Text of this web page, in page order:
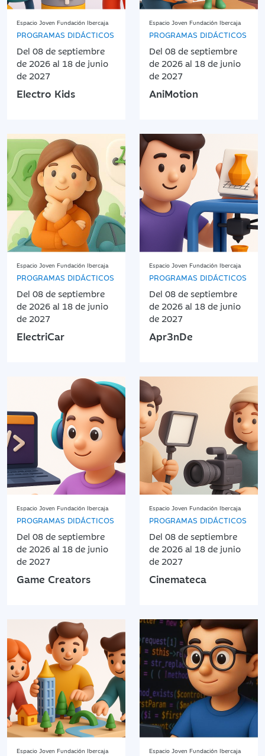
Espacio Joven Fundación Ibercaja
PROGRAMAS DIDÁCTICOS
Del 08 de septiembre
de 2026 al 18 de junio
de 2027
Electro Kids
Espacio Joven Fundación Ibercaja
PROGRAMAS DIDÁCTICOS
Del 08 de septiembre
de 2026 al 18 de junio
de 2027
AniMotion
Espacio Joven Fundación Ibercaja
PROGRAMAS DIDÁCTICOS
Del 08 de septiembre
de 2026 al 18 de junio
de 2027
ElectriCar
Espacio Joven Fundación Ibercaja
PROGRAMAS DIDÁCTICOS
Del 08 de septiembre
de 2026 al 18 de junio
de 2027
Apr3nDe
Espacio Joven Fundación Ibercaja
PROGRAMAS DIDÁCTICOS
Del 08 de septiembre
de 2026 al 18 de junio
de 2027
Game Creators
Espacio Joven Fundación Ibercaja
PROGRAMAS DIDÁCTICOS
Del 08 de septiembre
de 2026 al 18 de junio
de 2027
Cinemateca
Espacio Joven Fundación Ibercaja Espacio Joven Fundación Ibercaja